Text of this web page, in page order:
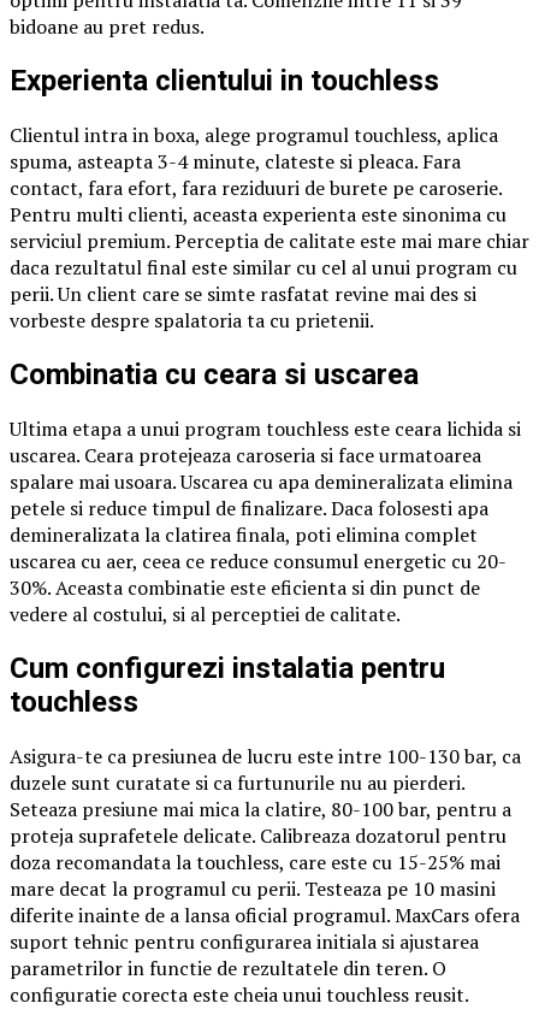
bidoane au pret redus.
Experienta clientului in touchless
Clientul intra in boxa, alege programul touchless, aplica
spuma, asteapta 3-4 minute, clateste si pleaca. Fara
contact, fara efort, fara reziduuri de burete pe caroserie.
Pentru multi clienti, aceasta experienta este sinonima cu
serviciul premium. Perceptia de calitate este mai mare chiar
daca rezultatul final este similar cu cel al unui program cu
perii. Un client care se simte rasfatat revine mai des si
vorbeste despre spalatoria ta cu prietenii.
Combinatia cu ceara si uscarea
Ultima etapa a unui program touchless este ceara lichida si
uscarea. Ceara protejeaza caroseria si face urmatoarea
spalare mai usoara. Uscarea cu apa demineralizata elimina
petele si reduce timpul de finalizare. Daca folosesti apa
demineralizata la clatirea finala, poti elimina complet
uscarea cu aer, ceea ce reduce consumul energetic cu 20-
30%. Aceasta combinatie este eficienta si din punct de
vedere al costului, si al perceptiei de calitate.
Cum configurezi instalatia pentru
touchless
Asigura-te ca presiunea de lucru este intre 100-130 bar, ca
duzele sunt curatate si ca furtunurile nu au pierderi.
Seteaza presiune mai mica la clatire, 80-100 bar, pentru a
proteja suprafetele delicate. Calibreaza dozatorul pentru
doza recomandata la touchless, care este cu 15-25% mai
mare decat la programul cu perii. Testeaza pe 10 masini
diferite inainte de a lansa oficial programul. MaxCars ofera
suport tehnic pentru configurarea initiala si ajustarea
parametrilor in functie de rezultatele din teren. O
configuratie corecta este cheia unui touchless reusit.